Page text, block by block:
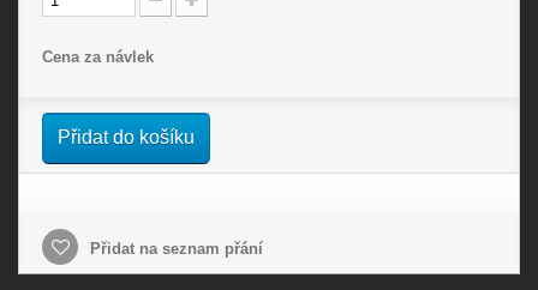
Cena za návlek
Přidat do košíku
Přidat na seznam přání